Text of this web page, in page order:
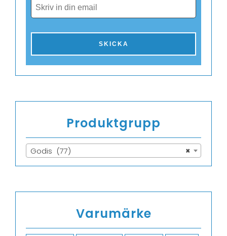
Produktgrupp
×
Godis (77)
Varumärke